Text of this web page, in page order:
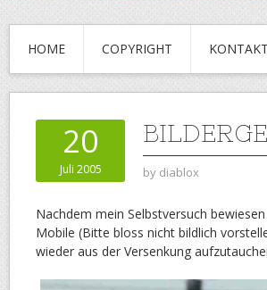
HOME COPYRIGHT KONTAKT
20
Juli 2005 by diablox
Nachdem mein Selbstversuch
Mobile (Bitte bloss nicht bildlich
wieder aus der Versenkung